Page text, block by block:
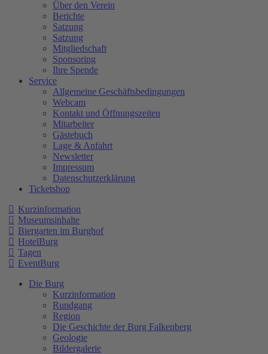
Über den Verein
Berichte
Satzung
Satzung
Mitgliedschaft
Sponsoring
Ihre Spende
Service
Allgemeine Geschäftsbedingungen
Webcam
Kontakt und Öffnungszeiten
Mitarbeiter
Gästebuch
Lage & Anfahrt
Newsletter
Impressum
Datenschutzerklärung
Ticketshop
Kurzinformation
Museumsinhalte
Biergarten im Burghof
HotelBurg
Tagen
EventBurg
Die Burg
Kurzinformation
Rundgang
Region
Die Geschichte der Burg Falkenberg
Geologie
Bildergalerie